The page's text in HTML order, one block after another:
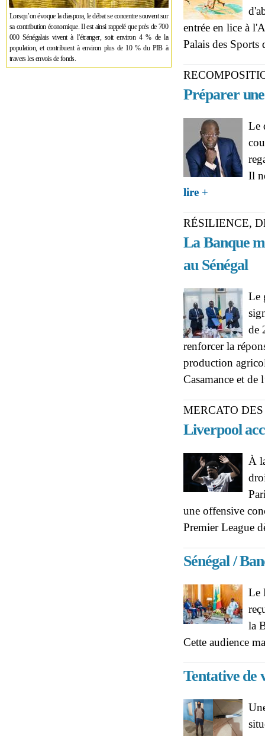
Lorsqu’on évoque la diaspora, le débat se concentre souvent sur
sa contribution économique. Il est ainsi rappelé que près de 700
000 Sénégalais vivent à l’étranger, soit environ 4 % de la
population, et contribuent à environ plus de 10 % du PIB à
travers les envois de fonds.
entrée en lice à
Palais des
Préparer
Le
Il
lire +
regardé comme
RÉSILIENCE,
La Banque
au Sénégal
Le
de
renforcer la
production
Casamance et de
MERCATO
Liverpool
À
une offensive
Premier League
Sénégal /
Le
la
Cette audience
Tentative de